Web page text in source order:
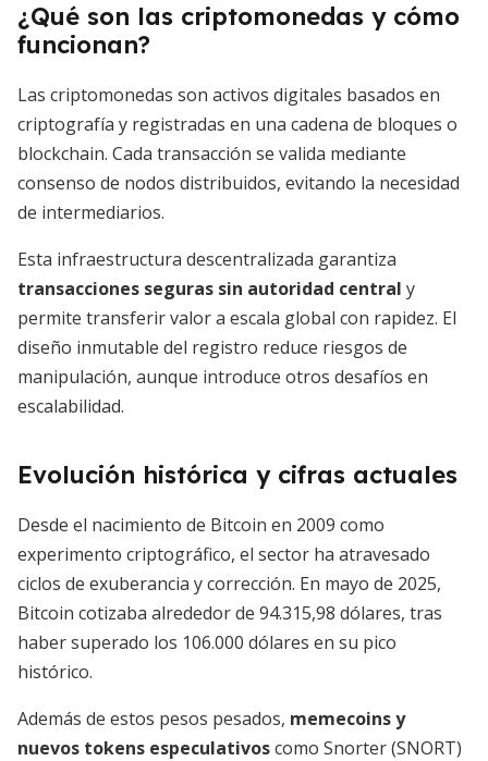
¿Qué son las criptomonedas y cómo
funcionan?
Las criptomonedas son activos digitales basados en
criptografía y registradas en una cadena de bloques o
blockchain. Cada transacción se valida mediante
consenso de nodos distribuidos, evitando la necesidad
de intermediarios.
Esta infraestructura descentralizada garantiza
transacciones seguras sin autoridad central y
permite transferir valor a escala global con rapidez. El
diseño inmutable del registro reduce riesgos de
manipulación, aunque introduce otros desafíos en
escalabilidad.
Evolución histórica y cifras actuales
Desde el nacimiento de Bitcoin en 2009 como
experimento criptográfico, el sector ha atravesado
ciclos de exuberancia y corrección. En mayo de 2025,
Bitcoin cotizaba alrededor de 94.315,98 dólares, tras
haber superado los 106.000 dólares en su pico
histórico.
Además de estos pesos pesados, memecoins y
nuevos tokens especulativoscomo Snorter (SNORT)